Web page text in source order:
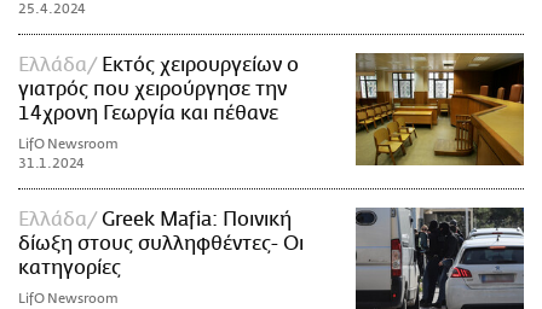
25.4.2024
Ελλάδα
Εκτός χειρουργείων ο
γιατρός που χειρούργησε την
14χρονη Γεωργία και πέθανε
LifO Newsroom
31.1.2024
Ελλάδα
Greek Mafia: Ποινική
δίωξη στους συλληφθέντες- Οι
κατηγορίες
LifO Newsroom